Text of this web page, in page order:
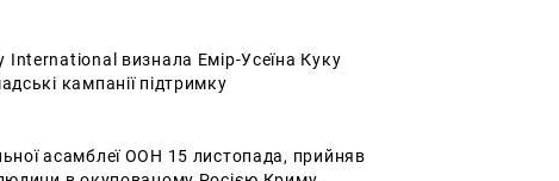
International визнала Емір-Усеїна Куку
кампанії підтримку
асамблеї ООН 15 листопада, прийняв